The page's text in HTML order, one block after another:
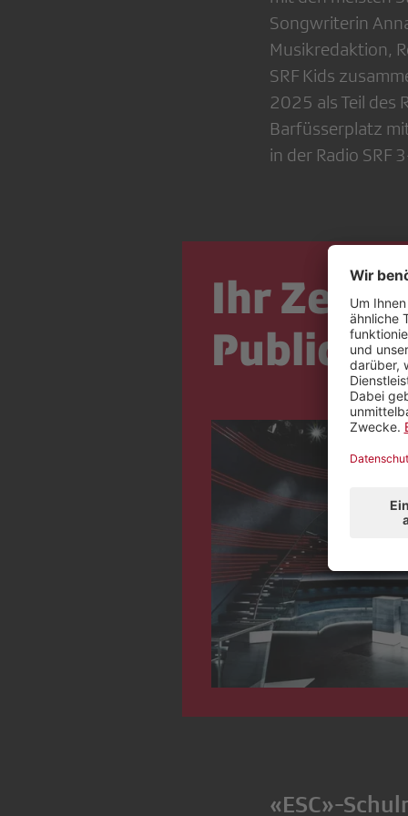
Songwriterin
Musikredaktion,
SRF Kids
2025 als Teil des
Barfüsserplatz
in der Radio SRF
Ihr
Public
«ESC»-